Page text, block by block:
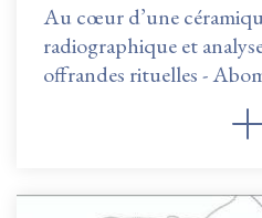
Au cœur d’une
radiographique et
offrandes rituelles -